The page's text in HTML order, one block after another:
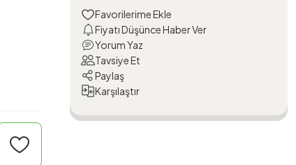
Fiyatı Düşünce Haber Ver
Yorum Yaz
Tavsiye Et
Paylaş
Karşılaştır